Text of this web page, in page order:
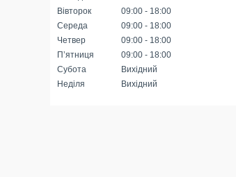
Вівторок
09:00
18:00
Середа
09:00
18:00
Четвер
09:00
18:00
Пʼятниця
09:00
18:00
Субота
Вихідний
Неділя
Вихідний